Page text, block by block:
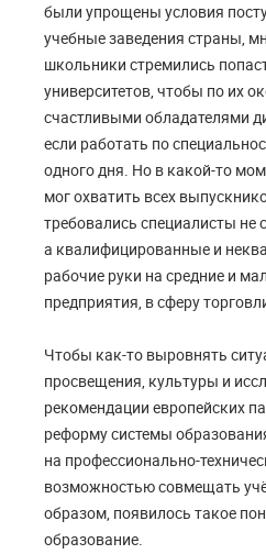
были упрощены условия
учебные заведения страны,
школьники стремились
университетов, чтобы по их
счастливыми обладателями
если работать по
одного дня. Но в какой-то
мог охватить всех
требовались специалисты
а квалифицированные и
рабочие руки на средние и
предприятия, в сферу
Чтобы как-то выровнять
просвещения, культуры и
рекомендации европейских
реформу системы
на профессионально-
возможностью совмещать
образом, появилось такое
образование.